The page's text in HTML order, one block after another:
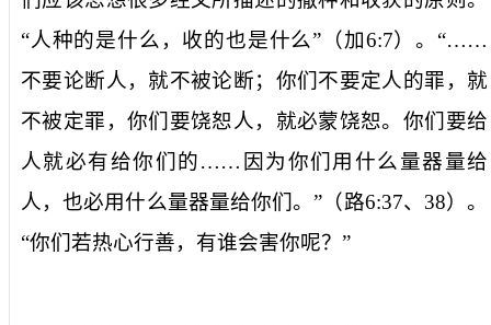
“人种的是什么，收的也是什么”（加6:7）。“……
不要论断人，就不被论断；你们不要定人的罪，就
不被定罪，你们要饶恕人，就必蒙饶恕。你们要给
人就必有给你们的……因为你们用什么量器量给
人，也必用什么量器量给你们。”（路6:37、 38）。
“你们若热心行善，有谁会害你呢？”